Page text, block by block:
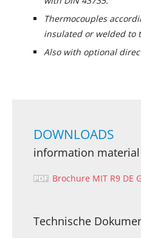
Thermocouples
insulated or welded to
Also with optional
DOWNLOADS
information material
Brochure MIT R9 DE
Technische